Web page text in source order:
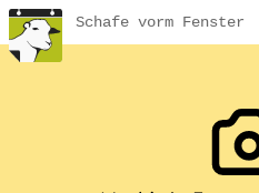
Schafe vorm Fenster